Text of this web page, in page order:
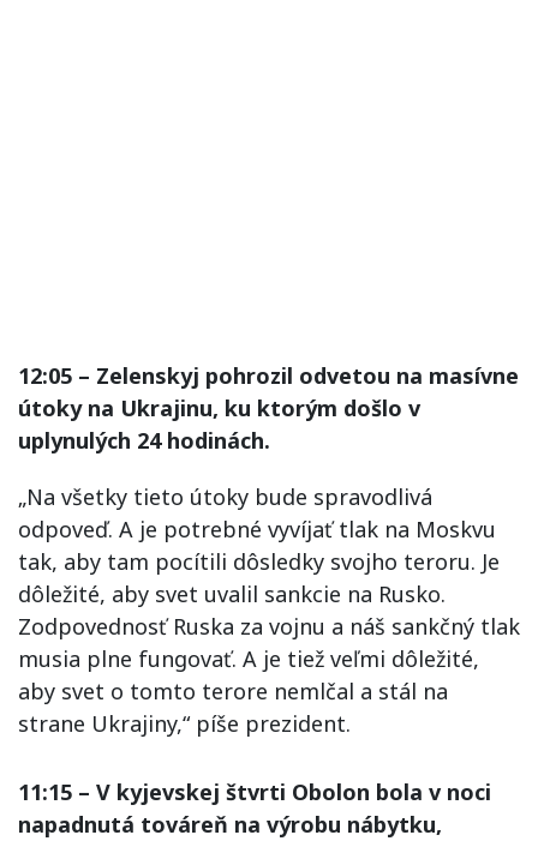
12:05 – Zelenskyj pohrozil odvetou na masívne
útoky na Ukrajinu, ku ktorým došlo v
uplynulých 24 hodinách.
„Na všetky tieto útoky bude spravodlivá
odpoveď. A je potrebné vyvíjať tlak na Moskvu
tak, aby tam pocítili dôsledky svojho teroru. Je
dôležité, aby svet uvalil sankcie na Rusko.
Zodpovednosť Ruska za vojnu a náš sankčný tlak
musia plne fungovať. A je tiež veľmi dôležité,
aby svet o tomto terore nemlčal a stál na
strane Ukrajiny,“ píše prezident.
11:15 – V kyjevskej štvrti Obolon bola v noci
napadnutá továreň na výrobu nábytku,